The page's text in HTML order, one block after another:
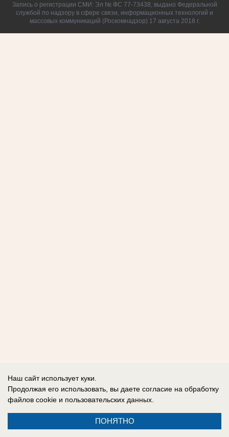
Запись о регистрации СМИ: Эл № ФС 77-73438, выдано Федеральной
службой по надзору в сфере связи, информационных технологий и
массовых коммуникаций (Роскомнадзор) 17 августа 2018 г.
Наш сайт использует куки.
Продолжая его использовать, вы даете согласие на обработку
файлов cookie и пользовательских данных.
ПОНЯТНО